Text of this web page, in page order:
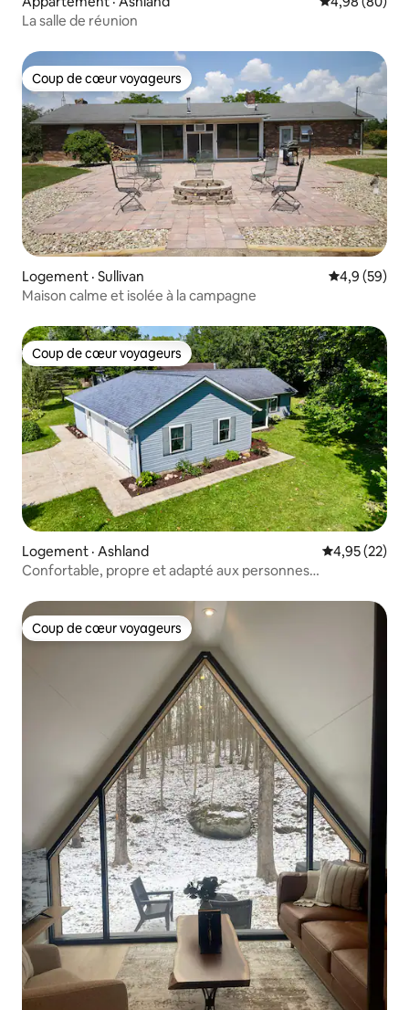
La salle de réunion
Coup de cœur voyageurs
Coup de cœur voyageurs
Logement · Sullivan Note
4,9 (59)
Maison calme et isolée à la campagne
Coup de cœur voyageurs
Coup de cœur voyageurs
Logement · Ashland Note
4,95 (22)
Confortable, propre et adapté aux personnes
Coup de cœur voyageurs
Coup de cœur voyageurs